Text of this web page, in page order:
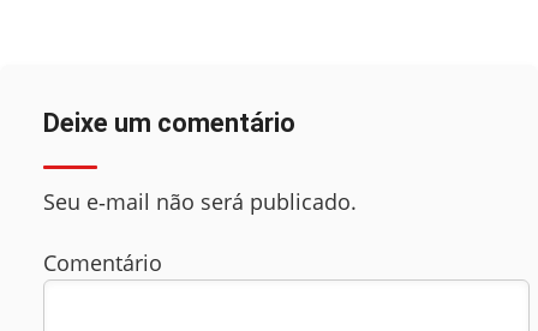
Deixe um comentário
Seu e‑mail não será publicado.
Comentário